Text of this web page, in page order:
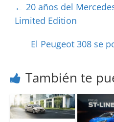
← 20 años del
Limited Edition
El Peugeot 308 se
También te